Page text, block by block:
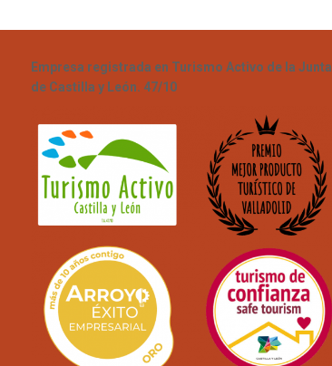
Empresa registrada en Turismo Activo de la Junta
de Castilla y León. 47/10